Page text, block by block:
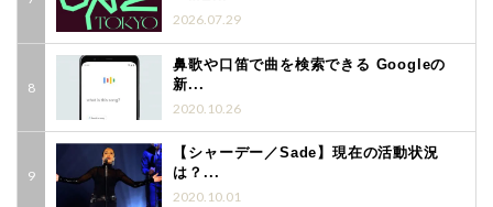
2026.07.29
鼻歌や口笛で曲を検索できる Googleの
新...
2020.10.26
【シャーデー／Sade】現在の活動状況
は？...
2020.10.01